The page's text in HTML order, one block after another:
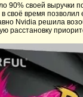
90% своей выручки
своё время
Nvidia решила
расстановку